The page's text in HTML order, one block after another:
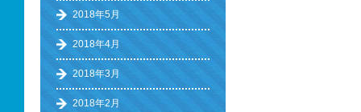
2018年5月
2018年4月
2018年3月
2018年2月